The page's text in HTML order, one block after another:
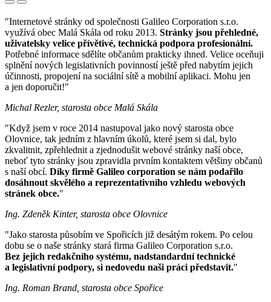
"Internetové stránky od společnosti Galileo Corporation s.r.o.
využívá obec Malá Skála od roku 2013. Stránky jsou přehledné,
uživatelsky velice přívětivé, technická podpora profesionální.
Potřebné informace sdělíte občanům prakticky ihned. Velice oceňuji
splnění nových legislativních povinností ještě před nabytím jejich
účinnosti, propojení na sociální sítě a mobilní aplikaci. Mohu jen
a jen doporučit!"
Michal Rezler, starosta obce Malá Skála
"Když jsem v roce 2014 nastupoval jako nový starosta obce
Olovnice, tak jedním z hlavním úkolů, které jsem si dal, bylo
zkvalitnit, zpřehlednit a zjednodušit webové stránky naší obce,
neboť tyto stránky jsou zpravidla prvním kontaktem většiny občanů
s naší obcí. Díky firmě Galileo corporation se nám podařilo
dosáhnout skvělého a reprezentativního vzhledu webových
stránek obce."
Ing. Zdeněk Kinter, starosta obce Olovnice
"Jako starosta působím ve Spořicích již desátým rokem. Po celou
dobu se o naše stránky stará firma Galileo Corporation s.r.o.
Bez jejich redakčního systému, nadstandardní technické
a legislativní podpory, si nedovedu naši práci představit."
Ing. Roman Brand, starosta obce Spořice